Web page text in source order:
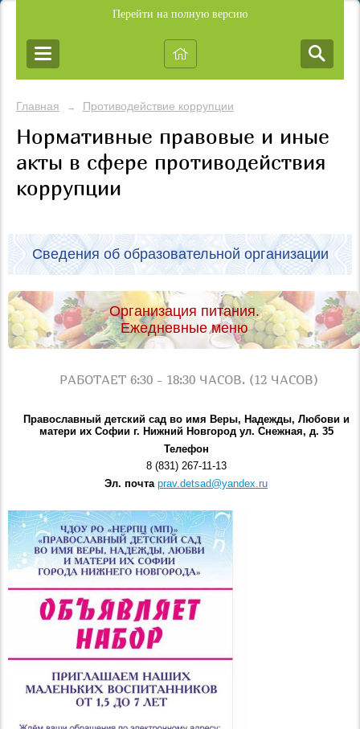
Перейти на полную версию
Главная → Противодействие коррупции
Нормативные правовые и иные
акты в сфере противодействия
коррупции
Сведения об образовательной организации
Организация питания.
Ежедневные меню
РАБОТАЕТ 6:30 - 18:30 ЧАСОВ. (12 ЧАСОВ)
Православный детский сад во имя Веры, Надежды, Любови и
матери их Софии г. Нижний Новгород ул. Снежная, д. 35
Телефон
8 (831) 267-11-13
Эл. почта prav.detsad@yandex.ru